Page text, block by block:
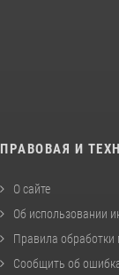
ПРАВОВАЯ И
О сайте
Об использовании
Правила
Сообщить об